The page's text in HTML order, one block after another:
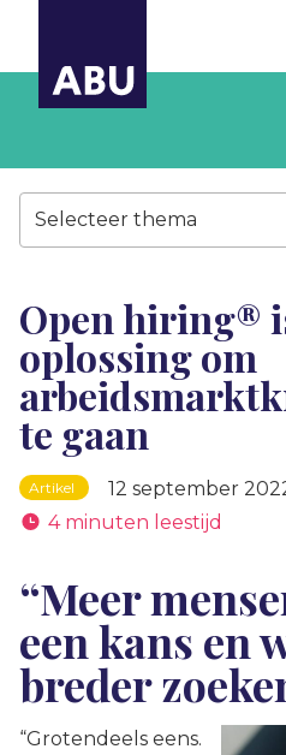
Selecteer thema
Open hiring®
oplossing om
te gaan
Artikel
12 september
4 minuten leestijd
“Meer
een kans en
breder
“Grotendeels eens.